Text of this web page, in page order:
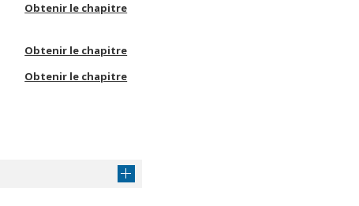
Obtenir le chapitre
Obtenir le chapitre
Obtenir le chapitre